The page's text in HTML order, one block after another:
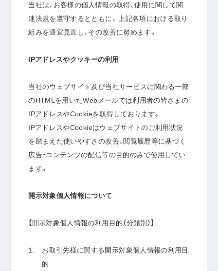
当社は、お客様の個人情報の取得、使用に関して関
連法規を遵守するとともに、 上記各項における取り
組みを適宜見直し、その改善に努めます。
IPアドレスやクッキーの利用
当社のウェブサイト及び当社サービスに関わる一部
のHTMLを用いたWebメールでは利用者の皆さまの
IPアドレスやCookieを取得しております。
IPアドレスやCookieはウェブサイトのご利用状況
を踏まえた使いやすさの改善、閲覧履歴等に基づく
広告・コンテンツの配信等の目的のみで使用してい
ます。
開示対象個人情報について
【開示対象個人情報の利用目的（分類別）】
お取引先様に関する開示対象個人情報の利用目
的